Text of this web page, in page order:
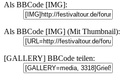
Als BBCode [IMG]:
Als BBCode [IMG] (Mit Thumbnail):
[GALLERY] BBCode teilen: